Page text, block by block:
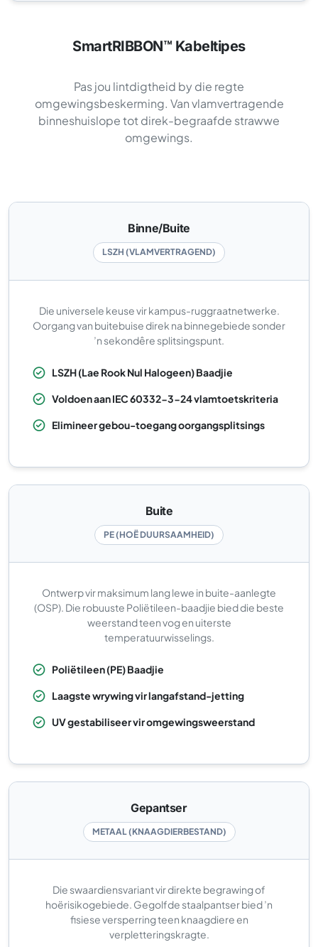
SmartRIBBON™ Kabeltipes
Pas jou lintdigtheid by die regte
omgewingsbeskerming. Van vlamvertragende
binneshuislope tot direk-begraafde strawwe
omgewings.
Binne/Buite
LSZH (VLAMVERTRAGEND)
Die universele keuse vir kampus-ruggraatnetwerke.
Oorgang van buitebuise direk na binnegebiede sonder
’n sekondêre splitsingspunt.
LSZH (Lae Rook Nul Halogeen) Baadjie
Voldoen aan IEC 60332-3-24 vlamtoetskriteria
Elimineer gebou-toegang oorgangsplitsings
Buite
PE (HOË DUURSAAMHEID)
Ontwerp vir maksimum lang lewe in buite-aanlegte
(OSP). Die robuuste Poliëtileen-baadjie bied die beste
weerstand teen vog en uiterste
temperatuurwisselings.
Poliëtileen (PE) Baadjie
Laagste wrywing vir langafstand-jetting
UV gestabiliseer vir omgewingsweerstand
Gepantser
METAAL (KNAAGDIERBESTAND)
Die swaardiensvariant vir direkte begrawing of
hoërisikogebiede. Gegolfde staalpantser bied ’n
fisiese versperring teen knaagdiere en
verpletteringskragte.